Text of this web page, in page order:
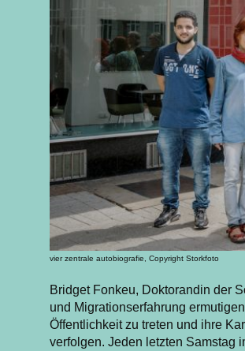
vier zentrale autobiografie, Copyright Storkfoto
Bridget Fonkeu, Doktorandin der
und Migrationserfahrung
Öffentlichkeit zu treten und ihre
verfolgen. Jeden letzten Samstag